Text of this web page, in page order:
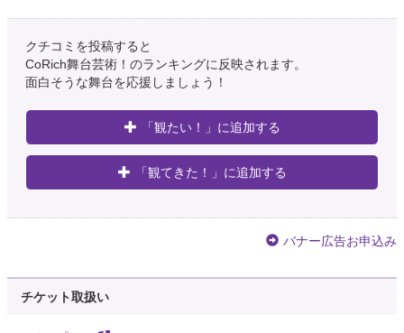
クチコミを投稿すると
CoRich舞台芸術！のランキングに反映されます。
面白そうな舞台を応援しましょう！
「観たい！」に追加する
「観てきた！」に追加する
バナー広告お申込み
チケット取扱い